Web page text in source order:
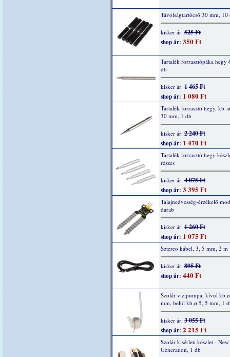
Távolságtartócső 30 mm, 10
kisker ár: 525 Ft
shop ár: 350 Ft
Tartalék forrasztópáka hegy
db
kisker ár: 1 465 Ft
shop ár: 1 080 Ft
Tartalék forrasztó hegy, kb.
30 mm, 1 db
kisker ár: 2 240 Ft
shop ár: 1 470 Ft
Tartalék forrasztó hegy
részes
kisker ár: 4 075 Ft
shop ár: 3 395 Ft
Talajnedvesség-érzékelő
darab
kisker ár: 1 260 Ft
shop ár: 1 075 Ft
Sztereo kábel, 3, 5 mm, 2 m
kisker ár: 895 Ft
shop ár: 440 Ft
Szolár vizipumpa, kívül
mm, belül kb.ø 5, 5 mm, 1
kisker ár: 3 055 Ft
shop ár: 2 215 Ft
Szolár kisérleti készlet - New
Generation, 1 db